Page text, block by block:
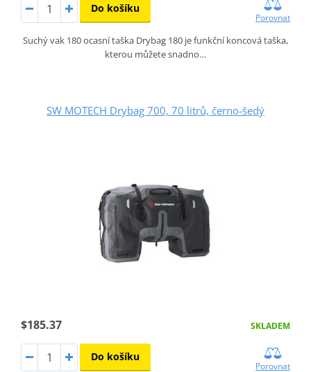
Do košíku
Porovnat
Suchý vak 180 ocasní taška Drybag 180 je funkční koncová taška,
kterou můžete snadno…
SW MOTECH Drybag 700, 70 litrů, černo-šedý
$185.37 SKLADEM
Do košíku
Porovnat